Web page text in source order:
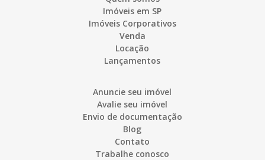
Imóveis em SP
Imóveis Corporativos
Venda
Locação
Lançamentos
Anuncie seu imóvel
Avalie seu imóvel
Envio de documentação
Blog
Contato
Trabalhe conosco